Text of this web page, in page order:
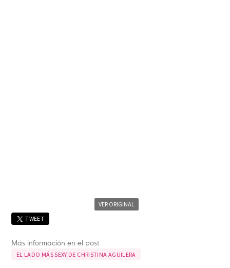
VER ORIGINAL
TWEET
Más información en el post
EL LADO MÁS SEXY DE CHRISTINA AGUILERA